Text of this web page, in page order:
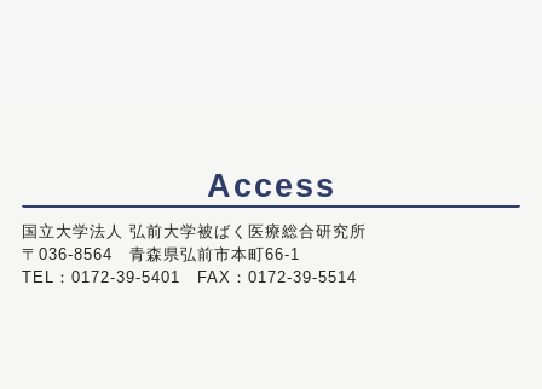
Access
国立大学法人 弘前大学被ばく医療総合研究所
〒036-8564 青森県弘前市本町66-1
TEL：0172-39-5401 FAX：0172-39-5514